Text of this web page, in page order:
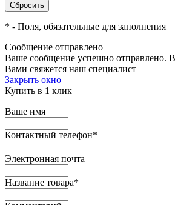
* - Поля, обязательные для заполнения
Сообщение отправлено
Ваше сообщение успешно отправлено.
Вами свяжется наш специалист
Закрыть окно
Купить в 1 клик
Ваше имя
Контактный телефон*
Электронная почта
Название товара*